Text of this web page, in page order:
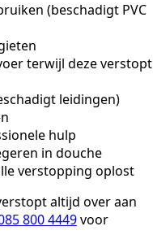
(beschadigt PVC
terwijl deze verstopt
leidingen)
hulp
in douche
verstopping oplost
altijd over aan
800 4449voor